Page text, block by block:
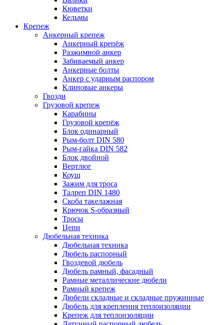
Кюветки
Кельмы
Крепеж
Анкерный крепеж
Анкерный крепёж
Разжимной анкер
Забиваемый анкер
Анкерные болты
Анкер с ударным распором
Клиновые анкеры
Гвозди
Грузовой крепеж
Карабины
Грузовой крепёж
Блок одинарный
Рым-болт DIN 580
Рым-гайка DIN 582
Блок двойной
Вертлюг
Коуш
Зажим для троса
Талреп DIN 1480
Скоба такелажная
Крючок S-образный
Тросы
Цепи
Дюбельная техника
Дюбельная техника
Дюбель распорный
Гвоздевой дюбель
Дюбель рамный, фасадный
Рамные металлические дюбели
Рамный крепеж
Дюбели складные и складные пружинные
Дюбель для крепления теплоизоляции
Крепеж для теплоизоляции